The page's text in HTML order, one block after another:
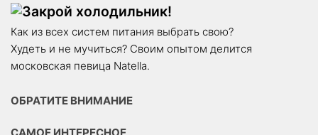
Как из всех систем питания выбрать свою?
Худеть и не мучиться? Своим опытом делится
московская певица Natella.
ОБРАТИТЕ ВНИМАНИЕ